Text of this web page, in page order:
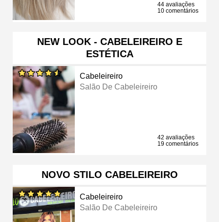
44 avaliações
10 comentários
NEW LOOK - CABELEIREIRO E
ESTÉTICA
Cabeleireiro
Salão De Cabeleireiro
42 avaliações
19 comentários
NOVO STILO CABELEIREIRO
Cabeleireiro
Salão De Cabeleireiro